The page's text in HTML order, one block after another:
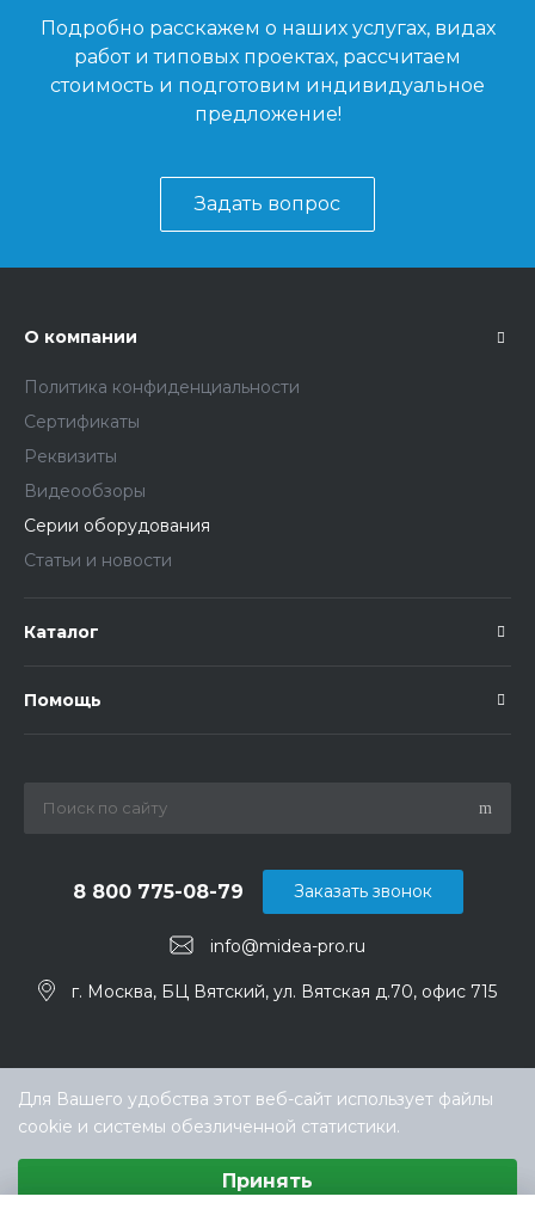
Подробно расскажем о наших услугах, видах
работ и типовых проектах, рассчитаем
стоимость и подготовим индивидуальное
предложение!
Задать вопрос
О компании
Политика конфиденциальности
Сертификаты
Реквизиты
Видеообзоры
Серии оборудования
Статьи и новости
Каталог
Помощь
info@midea-pro.ru
8 800 775-08-79
г. Москва, БЦ Вятский, ул. Вятская д.70, офис 715
Заказать звонок
Для Вашего удобства этот веб-сайт использует файлы
cookie и системы обезличенной статистики.
Принять